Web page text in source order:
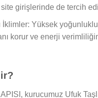
girişlerinde de tercih
İklimler: Yüksek
korur ve enerji
kurucumuz Ufuk